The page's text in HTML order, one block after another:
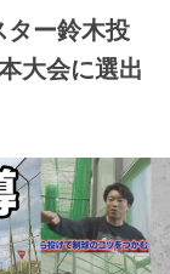
ター鈴木投
大会に選出